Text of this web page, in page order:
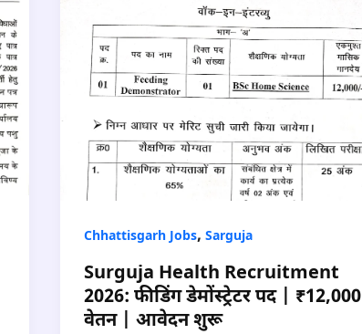
Chhattisgarh Jobs, Sarguja
Surguja Health Recruitment
2026: फीडिंग डेमोंस्ट्रेटर पद | ₹12,000
वेतन | आवेदन शुरू